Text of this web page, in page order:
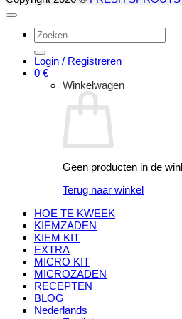
Zoeken
naar:
Login / Registreren
0 €
Winkelwagen
Geen producten in de
Terug naar winkel
HOE TE KWEEK
KIEMZADEN
KIEM KIT
EXTRA
MICRO KIT
MICROZADEN
RECEPTEN
BLOG
Nederlands